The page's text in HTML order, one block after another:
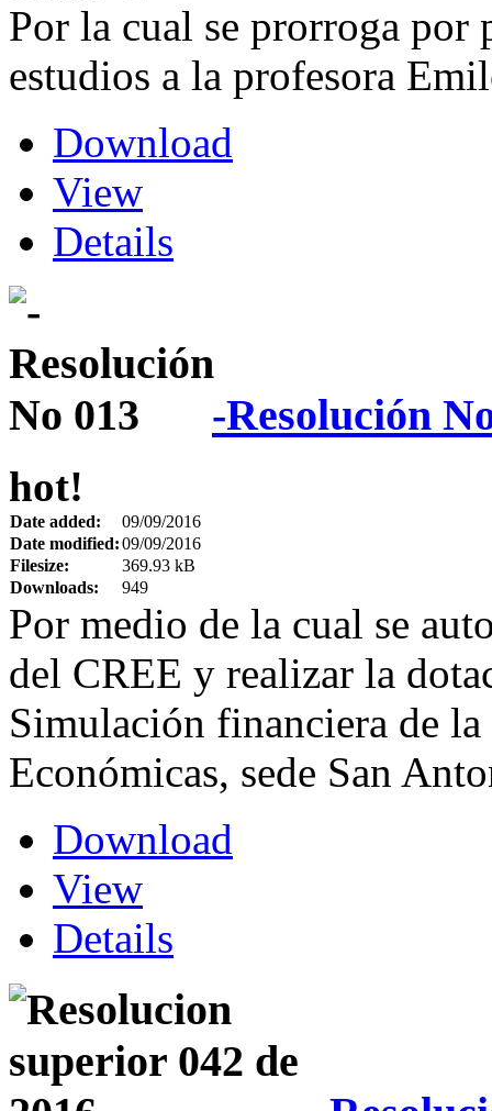
Por la cual se prorroga por
estudios a la profesora
Download
View
Details
-Resolución
hot!
Date added:
09/09/2016
Date modified:09/09/2016
Filesize:
369.93 kB
Downloads:
949
Por medio de la cual se
del CREE y realizar la
Simulación financiera de
Económicas, sede San
Download
View
Details